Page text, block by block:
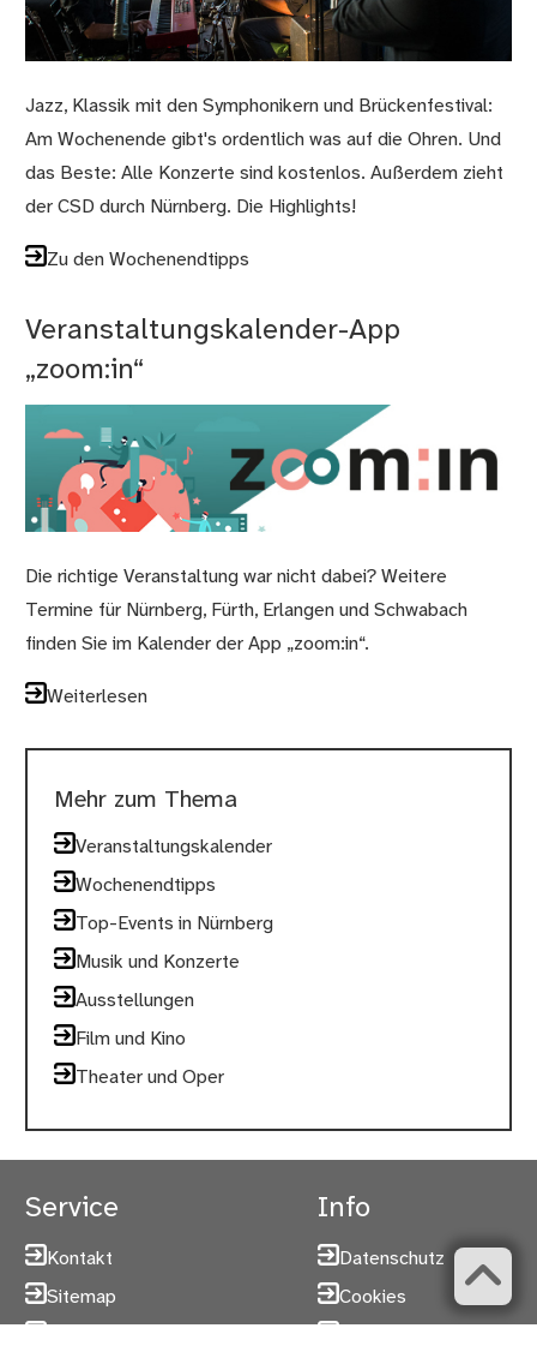
Jazz, Klassik mit den Symphonikern und Brückenfestival:
Am Wochenende gibt's ordentlich was auf die Ohren. Und
das Beste: Alle Konzerte sind kostenlos. Außerdem zieht
der CSD durch Nürnberg. Die Highlights!
Zu den Wochenendtipps
Veranstaltungskalender-App
„zoom:in“
Die richtige Veranstaltung war nicht dabei? Weitere
Termine für Nürnberg, Fürth, Erlangen und Schwabach
finden Sie im Kalender der App „zoom:in“.
Weiterlesen
Mehr zum Thema
Veranstaltungskalender
Wochenendtipps
Top-Events in Nürnberg
Musik und Konzerte
Ausstellungen
Film und Kino
Theater und Oper
Service
Kontakt
Sitemap
Info
Datenschutz
Cookies